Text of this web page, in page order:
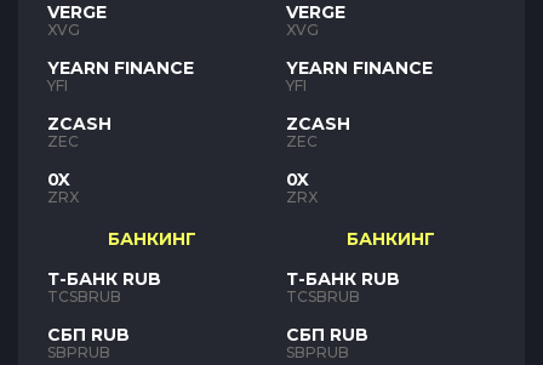
VERGE
XVG
YEARN FINANCE
YFI
ZCASH
ZEC
0X
ZRX
БАНКИНГ
Т-БАНК RUB
TCSBRUB
СБП RUB
SBPRUB
VERGE
XVG
YEARN FINANCE
YFI
ZCASH
ZEC
0X
ZRX
БАНКИНГ
Т-БАНК RUB
TCSBRUB
СБП RUB
SBPRUB